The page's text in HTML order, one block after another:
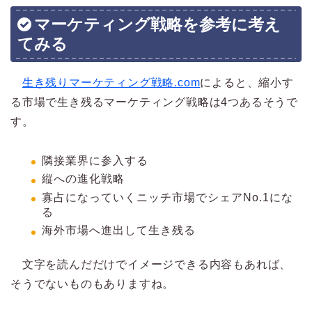
マーケティング戦略を参考に考え
てみる
生き残りマーケティング戦略.comによると、縮小す
る市場で生き残るマーケティング戦略は4つあるそうで
す。
隣接業界に参入する
縦への進化戦略
寡占になっていくニッチ市場でシェアNo.1にな
る
海外市場へ進出して生き残る
文字を読んだだけでイメージできる内容もあれば、
そうでないものもありますね。